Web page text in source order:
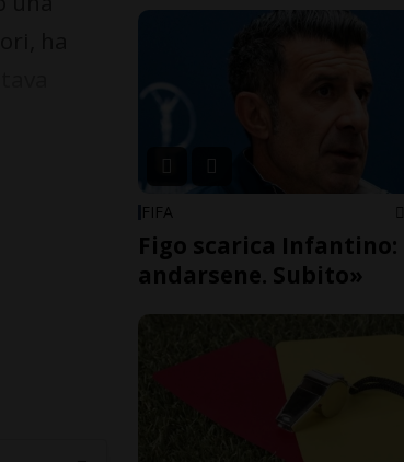
FIFA
Figo scarica Infantino:
andarsene. Subito»